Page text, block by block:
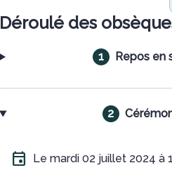
Déroulé des
Repos en
Le mardi 02 juillet 2024 à